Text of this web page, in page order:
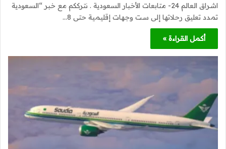
اشراق العالم 24- متابعات الأخبار السعودية . نترككم مع خبر “السعودية
تمدد تعليق رحلاتها إلى ست وجهات إقليمية حتى 8…
أكمل القراءة »